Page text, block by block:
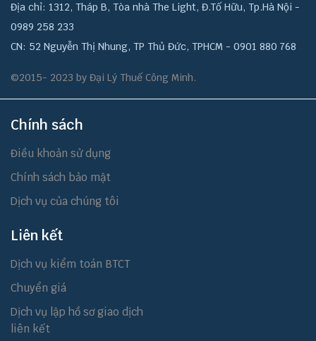
Địa chỉ: 1312, Tháp B, Tòa nhà The Light, Đ.Tố Hữu, Tp.Hà Nội -
0989 258 233
CN: 52 Nguyễn Thị Nhung, TP Thủ Đức, TPHCM - 0901 880 768
©2015- 2023 by Đại Lý Thuế Công Minh.
Chính sách
Điều khoản sử dụng
Chính sách bảo mật
Dịch vụ của chúng tôi
Liên kết
Dịch vụ kiểm toán BTCT
Chuyển giá
Dịch vụ lập hồ sơ giao dịch
liên kết